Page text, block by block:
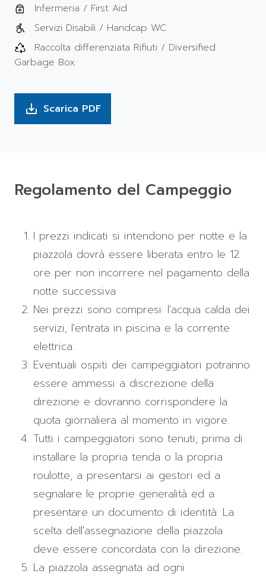
Infermeria / First Aid
Servizi Disabili / Handcap WC
Raccolta differenziata Rifiuti / Diversified
Garbage Box
save_alt Scarica PDF
Regolamento del Campeggio
I prezzi indicati si intendono per notte e la
piazzola dovrà essere liberata entro le 12
ore per non incorrere nel pagamento della
notte successiva
Nei prezzi sono compresi: l'acqua calda dei
servizi, l'entrata in piscina e la corrente
elettrica.
Eventuali ospiti dei campeggiatori potranno
essere ammessi a discrezione della
direzione e dovranno corrispondere la
quota giornaliera al momento in vigore.
Tutti i campeggiatori sono tenuti, prima di
installare la propria tenda o la propria
roulotte, a presentarsi ai gestori ed a
segnalare le proprie generalità ed a
presentare un documento di identità. La
scelta dell'assegnazione della piazzola
deve essere concordata con la direzione.
La piazzola assegnata ad ogni